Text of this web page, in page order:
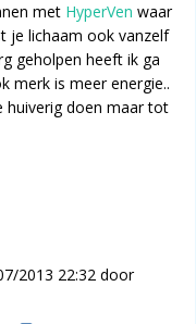
met HyperVen waar
je lichaam ook vanzelf
geholpen heeft ik ga
merk is meer energie..
huiverig doen maar tot
2013 22:32 door